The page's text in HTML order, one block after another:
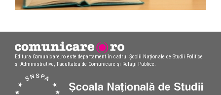
Editura Comunicare.ro este departament în cadrul Școlii Naționale de Studii Politice
și Administrative, Facultatea de Comunicare și Relații Publice.